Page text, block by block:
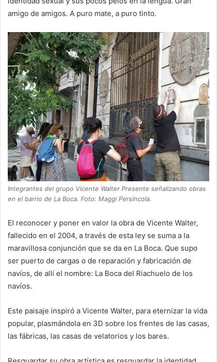
amigo de amigos. A puro mate, a puro tinto.
Integrantes del grupo Vicente Walter Presente señalizando obras
en el barrio de La Boca. Foto: Maggi Persíncola.
El reconocer y poner en valor la obra de Vicente Walter,
fallecido en el 2004, a través de esta ley se suma a la
maravillosa conjunción que se da en La Boca. Que supo
ser puerto de cargas o de reparación y fabricación de
navíos, de allí el nombre: La Boca del Riachuelo de los
navíos.
Este paisaje inspiró a Vicente Walter, para eternizar la vida
popular, plasmándola en 3D sobre los frentes de las casas,
las fábricas, las casas de velatorios y los bares.